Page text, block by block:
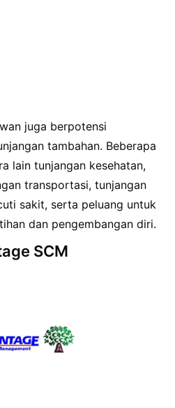
juga berpotensi
tambahan. Beberapa
lain tunjangan kesehatan,
transportasi, tunjangan
sakit, serta peluang untuk
dan pengembangan diri.
SCM